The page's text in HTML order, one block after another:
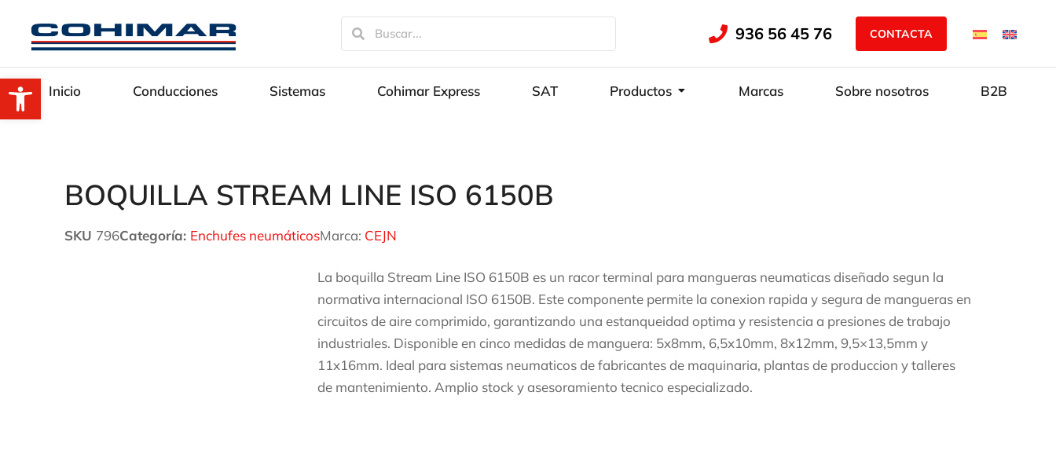
936 56 45 76 CONTACTA
Inicio Conducciones Sistemas Cohimar Express SAT Productos Marcas Sobre nosotros B2B
BOQUILLA STREAM LINE ISO 6150B
SKU 796Categoría: Enchufes neumáticosMarca: CEJN
La boquilla Stream Line ISO 6150B es un racor terminal para mangueras neumaticas diseñado segun la
normativa internacional ISO 6150B. Este componente permite la conexion rapida y segura de mangueras en
circuitos de aire comprimido, garantizando una estanqueidad optima y resistencia a presiones de trabajo
industriales. Disponible en cinco medidas de manguera: 5x8mm, 6,5x10mm, 8x12mm, 9,5×13,5mm y
11x16mm. Ideal para sistemas neumaticos de fabricantes de maquinaria, plantas de produccion y talleres
de mantenimiento. Amplio stock y asesoramiento tecnico especializado.
Abrir barra de herramientas